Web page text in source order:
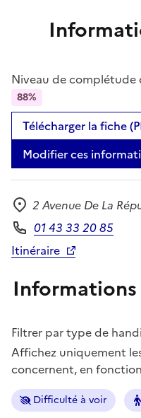
Niveau de complétude
88%
Télécharger la fiche
Modifier ces
Adresse
2 Avenue De La
Téléphone
01 43 33 20 85
Itinéraire
Informations
Filtrer par type de
Affichez uniquement
concernent, en
Difficulté à voir